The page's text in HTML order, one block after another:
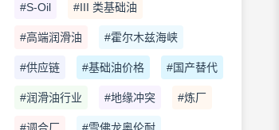
#S-Oil #III 类基础油
#高端润滑油 #霍尔木兹海峡
#供应链 #基础油价格 #国产替代
#润滑油行业 #地缘冲突 #炼厂